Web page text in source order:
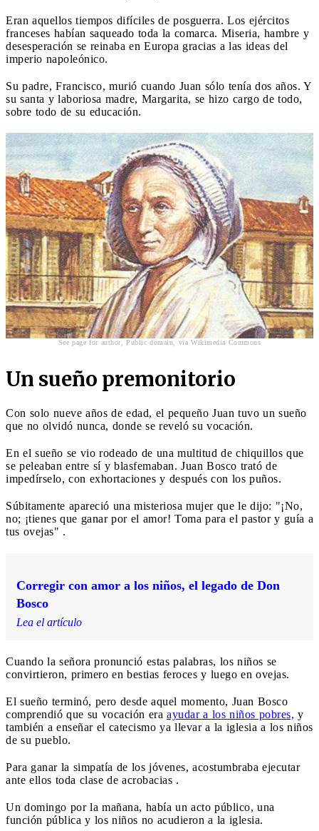
Eran aquellos tiempos difíciles de posguerra. Los ejércitos
franceses habían saqueado toda la comarca. Miseria, hambre y
desesperación se reinaba en Europa gracias a las ideas del
imperio napoleónico.
Su padre, Francisco, murió cuando Juan sólo tenía dos años. Y
su santa y laboriosa madre, Margarita, se hizo cargo de todo,
sobre todo de su educación.
See page for author, Public domain, via Wikimedia Commons
Un sueño premonitorio
Con solo nueve años de edad, el pequeño Juan tuvo un sueño
que no olvidó nunca, donde se reveló su vocación.
En el sueño se vio rodeado de una multitud de chiquillos que
se peleaban entre sí y blasfemaban. Juan Bosco trató de
impedírselo, con exhortaciones y después con los puños.
Súbitamente apareció una misteriosa mujer que le dijo: "¡No,
no; ¡tienes que ganar por el amor! Toma para el pastor y guía a
tus ovejas" .
Corregir con amor a los niños, el legado de Don
Bosco
Lea el artículo
Cuando la señora pronunció estas palabras, los niños se
convirtieron, primero en bestias feroces y luego en ovejas.
El sueño terminó, pero desde aquel momento, Juan Bosco
comprendió que su vocación era ayudar a los niños pobres, y
también a enseñar el catecismo ya llevar a la iglesia a los niños
de su pueblo.
Para ganar la simpatía de los jóvenes, acostumbraba ejecutar
ante ellos toda clase de acrobacias .
Un domingo por la mañana, había un acto público, una
función pública y los niños no acudieron a la iglesia.